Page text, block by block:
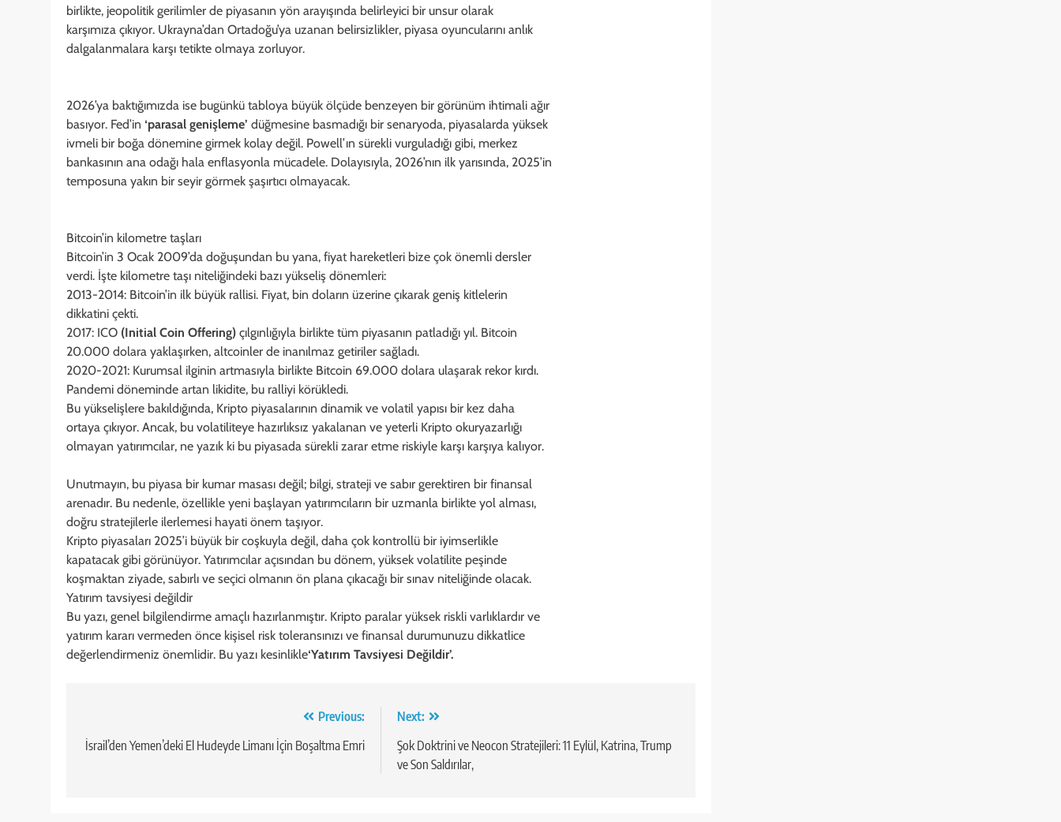
birlikte, jeopolitik gerilimler de piyasanın yön arayışında belirleyici bir unsur olarak
karşımıza çıkıyor. Ukrayna’dan Ortadoğu’ya uzanan belirsizlikler, piyasa oyuncularını anlık
dalgalanmalara karşı tetikte olmaya zorluyor.
2026’ya baktığımızda ise bugünkü tabloya büyük ölçüde benzeyen bir görünüm ihtimali ağır
basıyor. Fed’in ‘parasal genişleme’ düğmesine basmadığı bir senaryoda, piyasalarda yüksek
ivmeli bir boğa dönemine girmek kolay değil. Powell’ın sürekli vurguladığı gibi, merkez
bankasının ana odağı hala enflasyonla mücadele. Dolayısıyla, 2026’nın ilk yarısında, 2025’in
temposuna yakın bir seyir görmek şaşırtıcı olmayacak.
Bitcoin’in kilometre taşları
Bitcoin’in 3 Ocak 2009’da doğuşundan bu yana, fiyat hareketleri bize çok önemli dersler
verdi. İşte kilometre taşı niteliğindeki bazı yükseliş dönemleri:
2013-2014: Bitcoin’in ilk büyük rallisi. Fiyat, bin doların üzerine çıkarak geniş kitlelerin
dikkatini çekti.
2017: ICO (Initial Coin Offering) çılgınlığıyla birlikte tüm piyasanın patladığı yıl. Bitcoin
20.000 dolara yaklaşırken, altcoinler de inanılmaz getiriler sağladı.
2020-2021: Kurumsal ilginin artmasıyla birlikte Bitcoin 69.000 dolara ulaşarak rekor kırdı.
Pandemi döneminde artan likidite, bu ralliyi körükledi.
Bu yükselişlere bakıldığında, Kripto piyasalarının dinamik ve volatil yapısı bir kez daha
ortaya çıkıyor. Ancak, bu volatiliteye hazırlıksız yakalanan ve yeterli Kripto okuryazarlığı
olmayan yatırımcılar, ne yazık ki bu piyasada sürekli zarar etme riskiyle karşı karşıya kalıyor.
Unutmayın, bu piyasa bir kumar masası değil; bilgi, strateji ve sabır gerektiren bir finansal
arenadır. Bu nedenle, özellikle yeni başlayan yatırımcıların bir uzmanla birlikte yol alması,
doğru stratejilerle ilerlemesi hayati önem taşıyor.
Kripto piyasaları 2025’i büyük bir coşkuyla değil, daha çok kontrollü bir iyimserlikle
kapatacak gibi görünüyor. Yatırımcılar açısından bu dönem, yüksek volatilite peşinde
koşmaktan ziyade, sabırlı ve seçici olmanın ön plana çıkacağı bir sınav niteliğinde olacak.
Yatırım tavsiyesi değildir
Bu yazı, genel bilgilendirme amaçlı hazırlanmıştır. Kripto paralar yüksek riskli varlıklardır ve
yatırım kararı vermeden önce kişisel risk toleransınızı ve finansal durumunuzu dikkatlice
değerlendirmeniz önemlidir. Bu yazı kesinlikle‘Yatırım Tavsiyesi Değildir’.
gezinmesi
Previous:
İsrail’den Yemen’deki El Hudeyde Limanı İçin Boşaltma Emri
Next:
Şok Doktrini ve Neocon Stratejileri: 11 Eylül, Katrina, Trump
ve Son Saldırılar,